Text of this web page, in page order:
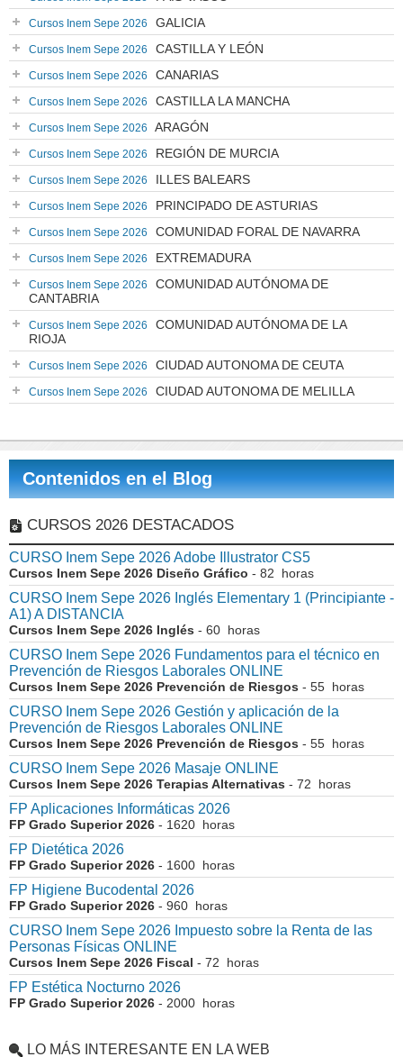
Cursos Inem Sepe 2026 GALICIA
Cursos Inem Sepe 2026 CASTILLA Y LEÓN
Cursos Inem Sepe 2026 CANARIAS
Cursos Inem Sepe 2026 CASTILLA LA MANCHA
Cursos Inem Sepe 2026 ARAGÓN
Cursos Inem Sepe 2026 REGIÓN DE MURCIA
Cursos Inem Sepe 2026 ILLES BALEARS
Cursos Inem Sepe 2026 PRINCIPADO DE ASTURIAS
Cursos Inem Sepe 2026 COMUNIDAD FORAL DE NAVARRA
Cursos Inem Sepe 2026 EXTREMADURA
Cursos Inem Sepe 2026
COMUNIDAD AUTÓNOMA DE
CANTABRIA
Cursos Inem Sepe 2026
COMUNIDAD AUTÓNOMA DE LA
RIOJA
Cursos Inem Sepe 2026 CIUDAD AUTONOMA DE CEUTA
Cursos Inem Sepe 2026 CIUDAD AUTONOMA DE MELILLA
Contenidos en el Blog
CURSOS 2026 DESTACADOS
CURSO Inem Sepe 2026 Adobe Illustrator CS5
Cursos Inem Sepe 2026 Diseño Gráfico - 82 horas
CURSO Inem Sepe 2026 Inglés Elementary 1 (Principiante -
A1) A DISTANCIA
Cursos Inem Sepe 2026 Inglés - 60 horas
CURSO Inem Sepe 2026 Fundamentos para el técnico en
Prevención de Riesgos Laborales ONLINE
Cursos Inem Sepe 2026 Prevención de Riesgos - 55 horas
CURSO Inem Sepe 2026 Gestión y aplicación de la
Prevención de Riesgos Laborales ONLINE
Cursos Inem Sepe 2026 Prevención de Riesgos - 55 horas
CURSO Inem Sepe 2026 Masaje ONLINE
Cursos Inem Sepe 2026 Terapias Alternativas - 72 horas
FP Aplicaciones Informáticas 2026
FP Grado Superior 2026 - 1620 horas
FP Dietética 2026
FP Grado Superior 2026 - 1600 horas
FP Higiene Bucodental 2026
FP Grado Superior 2026 - 960 horas
CURSO Inem Sepe 2026 Impuesto sobre la Renta de las
Personas Físicas ONLINE
Cursos Inem Sepe 2026 Fiscal - 72 horas
FP Estética Nocturno 2026
FP Grado Superior 2026 - 2000 horas
LO MÁS INTERESANTE EN LA WEB